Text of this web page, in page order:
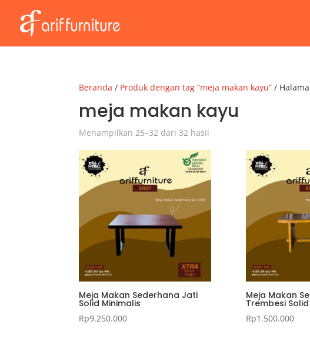
Beranda / Produk dengan tag “meja makan kayu” /
meja makan kayu
Menampilkan 25–32 dari 32 hasil
Meja Makan Sederhana Jati
Solid Minimalis
Rp9.250.000
Meja Makan
Trembesi Solid
Rp1.500.000